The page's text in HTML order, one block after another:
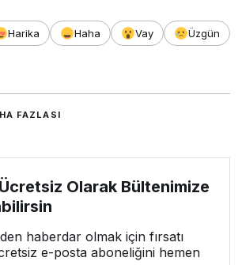
Harika Haha Vay
Üzgün
FAZLASI
Olarak Bültenimize
haberdar olmak için fırsatı
e-posta aboneliğini hemen